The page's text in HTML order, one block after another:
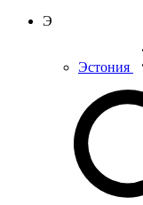
Э
Эстония